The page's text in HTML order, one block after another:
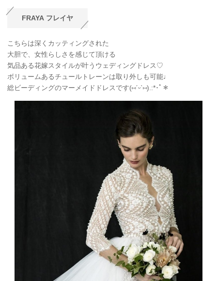
FRAYA フレイヤ
こちらは深くカッティングされた
大胆で、女性らしさを感じて頂ける
気品ある花嫁スタイルが叶うウェディングドレス♡
ボリュームあるチュールトレーンは取り外しも可能♩
総ビーディングのマーメイドドレスです(⑅ˊᵕˋ⑅).:*･ﾟ＊